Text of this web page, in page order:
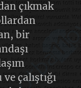
çıkmak
bir
çalıştığı